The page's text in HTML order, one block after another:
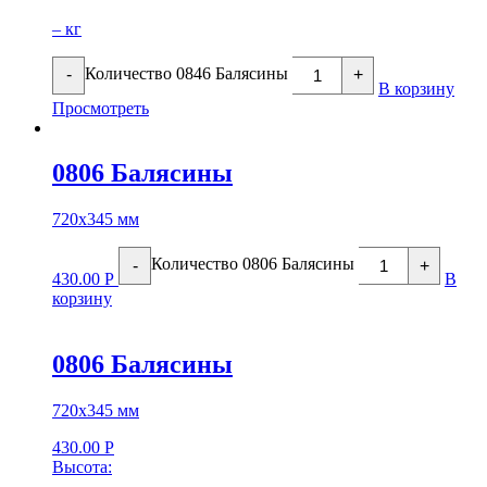
– кг
- Количество 0846 Балясины +
В корзину
Просмотреть
0806 Балясины
720х345 мм
430.00 Р
- Количество 0806 Балясины +
В
корзину
0806 Балясины
720х345 мм
430.00 Р
Высота: